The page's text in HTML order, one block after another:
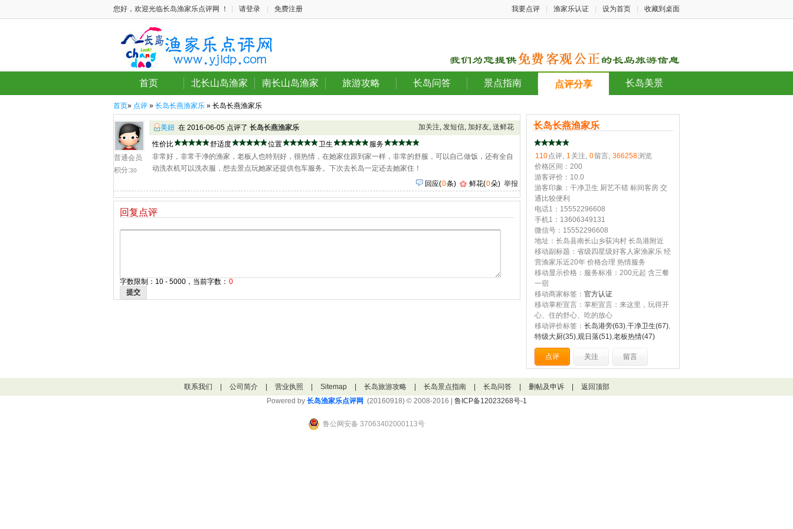
您好，欢迎光临长岛渔家乐点评网 ！ 请登录 免费注册 我要点评 渔家乐认证 设为首页 收藏到桌面
首页 北长山岛渔家 南长山岛渔家 旅游攻略 长岛问答 景点指南 点评分享 长岛美景
首页» 点评 » 长岛长燕渔家乐 » 长岛长燕渔家乐
普通会员
积分:30
加关注, 发短信, 加好友, 送鲜花
美妞 在 2016-06-05 点评了 长岛长燕渔家乐
性价比
舒适度 位置 卫生
服务
非常好，非常干净的渔家，老板人也特别好，很热情，在她家住跟到家一样，非常的舒服，可以自己做饭，还有全自
动洗衣机可以洗衣服，想去景点玩她家还提供包车服务。下次去长岛一定还去她家住！
回应(0条) 鲜花(0朵) 举报
回复点评
字数限制：10 - 5000，当前字数： 0
提交
长岛长燕渔家乐
110点评, 1 关注, 0留言, 366258浏览
价格区间：200
游客评价：10.0
游客印象：干净卫生 厨艺不错 标间客房 交
通比较便利
电话1：15552296608
手机1：13606349131
微信号：15552296608
地址：长岛县南长山乡荻沟村 长岛港附近
移动副标题：省级四星级好客人家渔家乐 经
营渔家乐近20年 价格合理 热情服务
移动显示价格：服务标准：200元起 含三餐
一宿
移动商家标签： 官方认证
移动掌柜宣言：掌柜宣言：来这里，玩得开
心、住的舒心、吃的放心
移动评价标签： 长岛港旁(63),干净卫生(67),
特级大厨(35),观日落(51),老板热情(47)
点评 关注 留言
联系我们 公司简介 营业执照 Sitemap 长岛旅游攻略 长岛景点指南 长岛问答 删帖及申诉
返回顶部
Powered by 长岛渔家乐点评网 (20160918) © 2008-2016 | 鲁ICP备12023268号-1
鲁公网安备 37063402000113号